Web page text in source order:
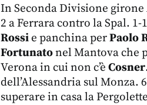
In Seconda Divisione girone
2 a Ferrara contro la Spal.
Rossie panchina perPaolo
Fortunatonel Mantova che
Verona in cui non c’è Cosner
dell’Alessandria sul Monza.
superare in casa la